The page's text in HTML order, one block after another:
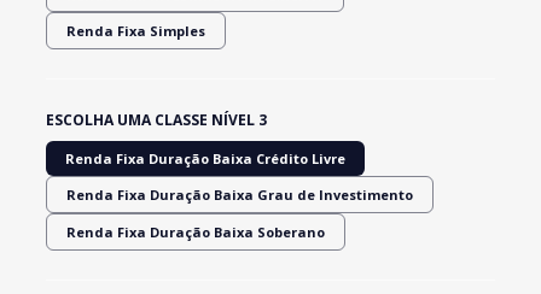
Renda Fixa Simples
ESCOLHA UMA CLASSE NÍVEL 3
Renda Fixa Duração Baixa Crédito Livre
Renda Fixa Duração Baixa Grau de Investimento
Renda Fixa Duração Baixa Soberano